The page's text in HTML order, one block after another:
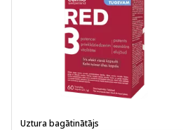
Uztura bagātinātājs